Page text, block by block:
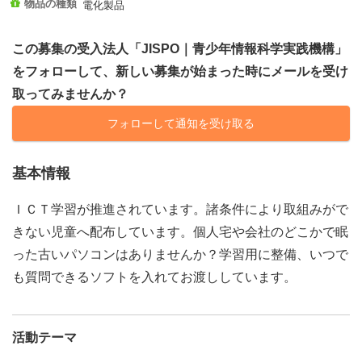
物品の種類 電化製品
この募集の受入法人「JISPO｜青少年情報科学実践機構」
をフォローして、新しい募集が始まった時にメールを受け
取ってみませんか？
フォローして通知を受け取る
基本情報
ＩＣＴ学習が推進されています。諸条件により取組みがで
きない児童へ配布しています。個人宅や会社のどこかで眠
った古いパソコンはありませんか？学習用に整備、いつで
も質問できるソフトを入れてお渡ししています。
活動テーマ